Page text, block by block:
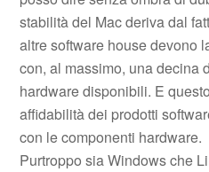
stabilità del Mac deriva dal
altre software house devono
con, al massimo, una decina
hardware disponibili. E
affidabilità dei prodotti
con le componenti hardware.
Purtroppo sia Windows che